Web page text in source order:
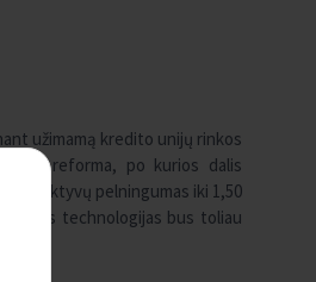
užimamą kredito unijų rinkos
reforma, po kurios dalis
aktyvų pelningumas iki 1,50
technologijas bus toliau